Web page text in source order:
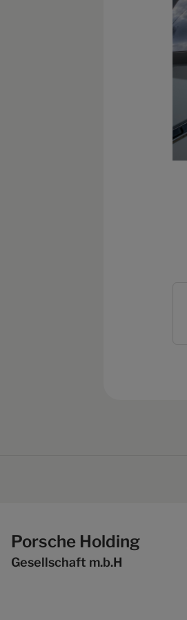
Porsche Holding
Gesellschaft m.b.H